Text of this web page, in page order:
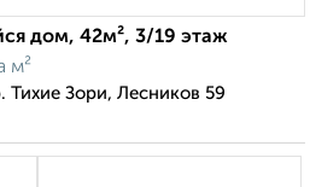
дом, 42м², 3/19 этаж
м²
Зори, Лесников 59